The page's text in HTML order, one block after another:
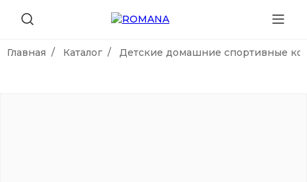
Главная Каталог Детские домашние спортивные